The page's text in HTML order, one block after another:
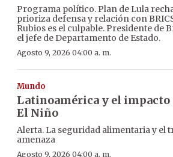
Programa político. Plan de Lula
prioriza defensa y relación con
Rubios es el culpable. Presidente de
el jefe de Departamento de Estado.
Agosto 9, 2026 04:00 a. m.
Mundo
Latinoamérica y el impacto
El Niño
Alerta. La seguridad alimentaria y el
amenaza
Agosto 9, 2026 04:00 a. m.